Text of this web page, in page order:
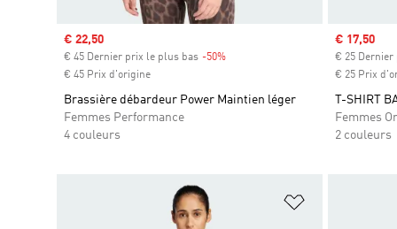
Prix soldé
€ 22,50
€ 45 Dernier prix le plus bas -50%
€ 45 Prix d'origine
Brassière débardeur Power Maintien léger
Femmes Performance
4 couleurs
Prix soldé
€ 17,50
€ 25
€ 25 Prix
T-SHIRT
Femmes
2 couleurs
Ajouter à la